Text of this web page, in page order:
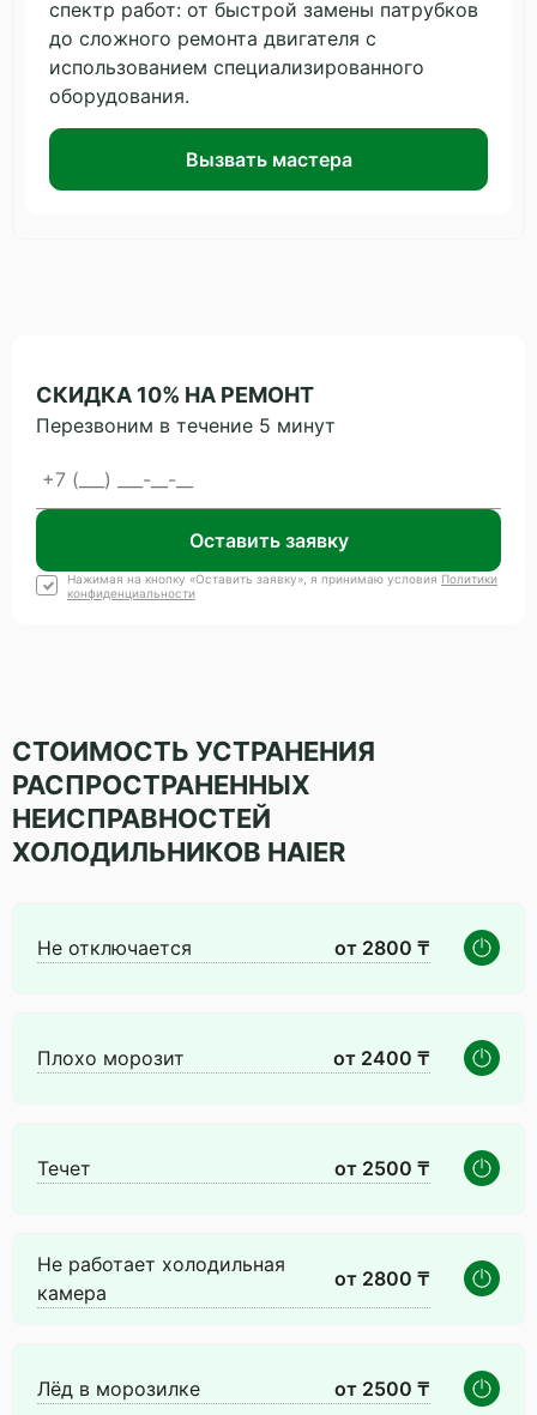
спектр работ: от быстрой замены патрубков
до сложного ремонта двигателя с
использованием специализированного
оборудования.
Вызвать мастера
СКИДКА 10% НА РЕМОНТ
Перезвоним в течение 5 минут
Оставить заявку
Нажимая на кнопку «Оставить заявку», я принимаю условия Политики
конфиденциальности
СТОИМОСТЬ УСТРАНЕНИЯ
РАСПРОСТРАНЕННЫХ
НЕИСПРАВНОСТЕЙ
ХОЛОДИЛЬНИКОВ HAIER
Не отключается от 2800 ₸
Плохо морозит от 2400 ₸
Течет от 2500 ₸
Не работает холодильная
камера
от 2800 ₸
Лёд в морозилке от 2500 ₸